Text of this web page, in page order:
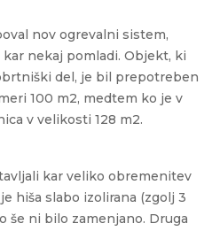
nov ogrevalni sistem,
nekaj pomladi. Objekt, ki
del, je bil prepotreben
100 m2, medtem ko je v
v velikosti 128 m2.
kar veliko obremenitev
hiša slabo izolirana (zgolj 3
še ni bilo zamenjano. Druga